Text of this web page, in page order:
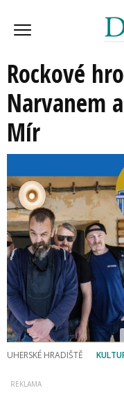
Rockové
Narvanem
Mír
UHERSKÉ HRADIŠTĚ